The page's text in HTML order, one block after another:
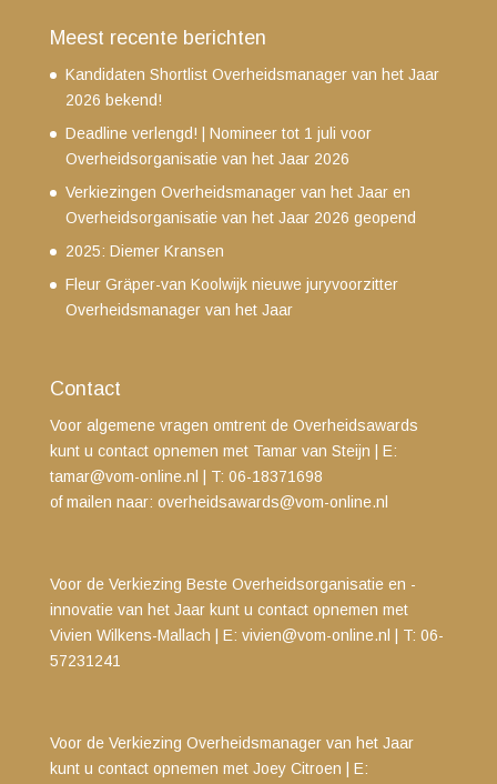
Meest recente berichten
Kandidaten Shortlist Overheidsmanager van het Jaar
2026 bekend!
Deadline verlengd! | Nomineer tot 1 juli voor
Overheidsorganisatie van het Jaar 2026
Verkiezingen Overheidsmanager van het Jaar en
Overheidsorganisatie van het Jaar 2026 geopend
2025: Diemer Kransen
Fleur Gräper-van Koolwijk nieuwe juryvoorzitter
Overheidsmanager van het Jaar
Contact
Voor algemene vragen omtrent de Overheidsawards
kunt u contact opnemen met Tamar van Steijn | E:
tamar@vom-online.nl
T: 06-18371698
of mailen naar: overheidsawards@vom-online.nl
Voor de Verkiezing Beste Overheidsorganisatie en -
innovatie van het Jaar kunt u contact opnemen met
Vivien Wilkens-Mallach | E: vivien@vom-online.nl
T: 06-
57231241
Voor de Verkiezing Overheidsmanager van het Jaar
kunt u contact opnemen met Joey Citroen | E: